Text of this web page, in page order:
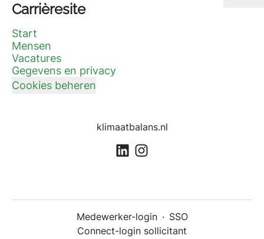
Carrièresite
Start
Mensen
Vacatures
Gegevens en privacy
Cookies beheren
klimaatbalans.nl
Medewerker-login · SSO
Connect-login sollicitant